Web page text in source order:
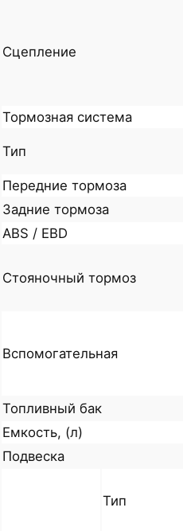
Сцепление
Тормозная система
Тип
Передние тормоза
Задние тормоза
ABS / EBD
Стояночный тормоз
Вспомогательная
Топливный бак
Емкость, (л)
Подвеска
Тип